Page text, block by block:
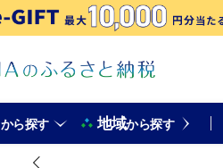
から探す 地域から探す